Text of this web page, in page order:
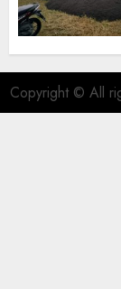
Copyright © All